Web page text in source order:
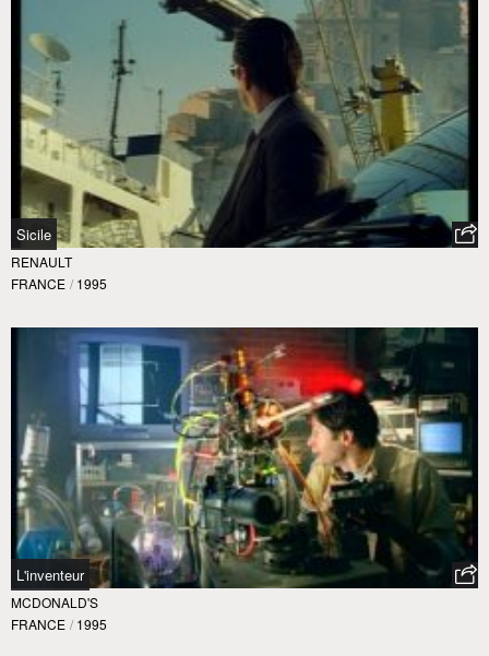
Sicile
RENAULT
FRANCE / 1995
L'inventeur
MCDONALD'S
FRANCE / 1995